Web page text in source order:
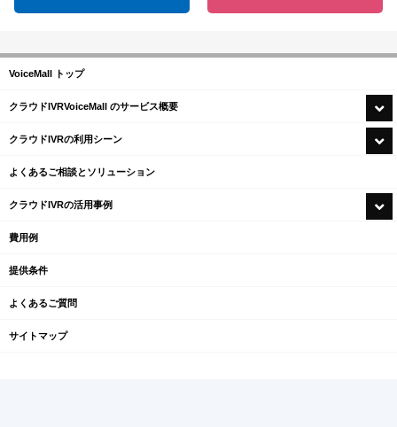
VoiceMall トップ
クラウドIVRVoiceMall のサービス概要
クラウドIVRの利用シーン
よくあるご相談と ソリューション
クラウドIVRの活用事例
費用例
提供条件
よくあるご質問
サイトマップ